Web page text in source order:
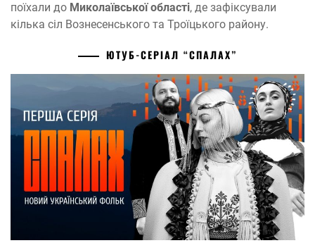
поїхали до Миколаївської області, де зафіксували
кілька сіл Вознесенського та Троїцького району.
ЮТУБ-СЕРІАЛ “СПАЛАХ”